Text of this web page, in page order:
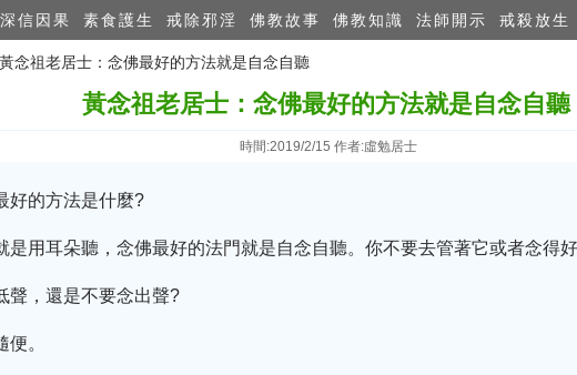
深信因果 素食護生 戒除邪淫 佛教故事 佛教知識 法師開示 戒殺放生
念祖老居士：念佛最好的方法就是自念自聽
黃念祖老居士：念佛最好的方法就是自念自聽
時間:2019/2/15 作者:虛勉居士
好的方法是什麼?
是用耳朵聽，念佛最好的法門就是自念自聽。你不要去管著它或者念得
聲，還是不要念出聲?
便。